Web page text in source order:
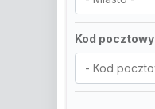
Kod pocztowy